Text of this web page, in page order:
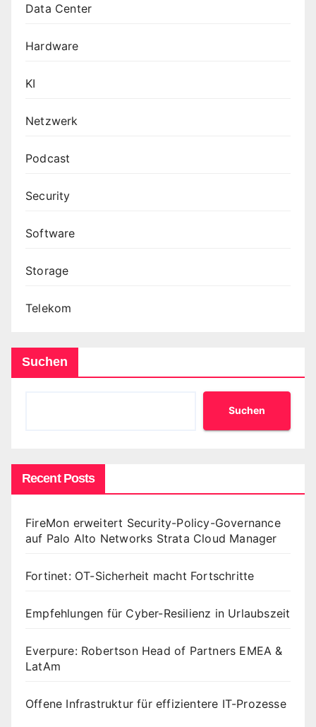
Data Center
Hardware
KI
Netzwerk
Podcast
Security
Software
Storage
Telekom
Suchen
Suchen
Recent Posts
FireMon erweitert Security-Policy-Governance
auf Palo Alto Networks Strata Cloud Manager
Fortinet: OT-Sicherheit macht Fortschritte
Empfehlungen für Cyber-Resilienz in Urlaubszeit
Everpure: Robertson Head of Partners EMEA &
LatAm
Offene Infrastruktur für effizientere IT-Prozesse